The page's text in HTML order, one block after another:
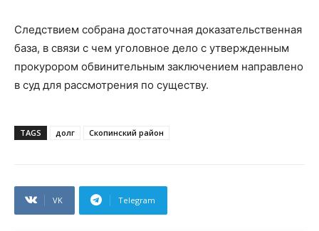
Следствием собрана достаточная доказательственная
база, в связи с чем уголовное дело с утвержденным
прокурором обвинительным заключением направлено
в суд для рассмотрения по существу.
TAGS долг Скопинский район
VK Telegram